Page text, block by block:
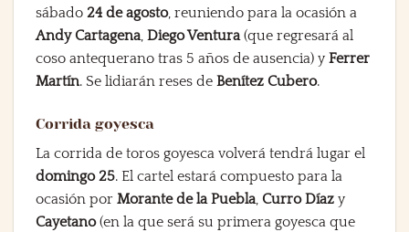
sábado 24 de agosto, reuniendo para la ocasión a
Andy Cartagena, Diego Ventura(que regresará al
coso antequerano tras 5 años de ausencia) y Ferrer
Martín. Se lidiarán reses de Benítez Cubero.
Corrida goyesca
La corrida de toros goyesca volverá tendrá lugar el
domingo 25. El cartel estará compuesto para la
ocasión por Morante de la Puebla, Curro Díaz y
Cayetano(en la que será su primera goyesca que